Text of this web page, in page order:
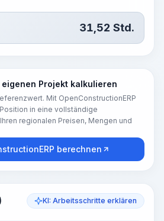
31,52 Std.
eigenen Projekt kalkulieren
Mit OpenConstructionERP
in eine vollständige
regionalen Preisen, Mengen und
berechnen
KI: Arbeitsschritte erklären